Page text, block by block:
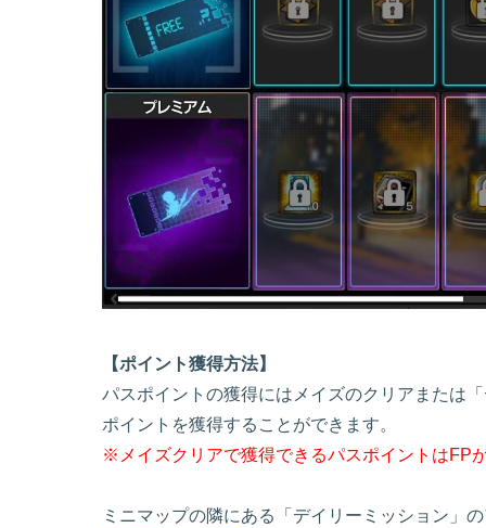
【ポイント獲得方法】
パスポイントの獲得にはメイズのクリアまたは
ポイントを獲得することができます。
※メイズクリアで獲得できるパスポイントはFP
ミニマップの隣にある「デイリーミッション」